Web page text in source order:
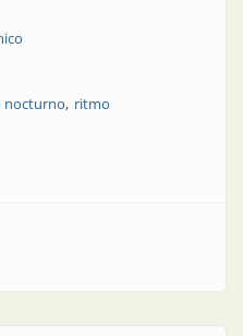
nocturno ritmo
cronobiológica